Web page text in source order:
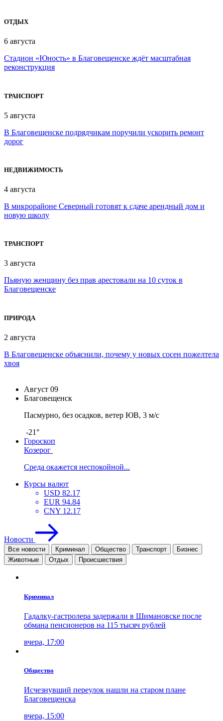
ОТДЫХ
6 августа
Стадион «Юность» в Благовещенске ждёт масштабная
реконструкция
ТРАНСПОРТ
5 августа
В Благовещенске подрядчикам поручили ускорить ремонт
дорог
НЕДВИЖИМОСТЬ
4 августа
В микрорайоне Северный готовят к сдаче арендный дом и
новую школу
ТРАНСПОРТ
3 августа
Пьяную женщину без прав арестовали на 10 суток в
Благовещенске
ПРИРОДА
2 августа
В Благовещенске объяснили, почему у новых сосен пожелтела
хвоя
Август 09
Благовещенск
Пасмурно, без осадков, ветер ЮВ, 3 м/с
-21°
Гороскоп
Козерог
Среда окажется неспокойной...
Курсы валют
USD 82.17
EUR 94.84
CNY 12.17
Новости
Все новости Криминал Общество Транспорт
Бизнес
Животные
Отдых Проиcшествия
Криминал
Гадалку-гастролера задержали в Шимановске после
обмана пенсионеров на 115 тысяч рублей
вчера, 17:00
Общество
Исчезнувший переулок нашли на старом плане
Благовещенска
вчера, 15:00